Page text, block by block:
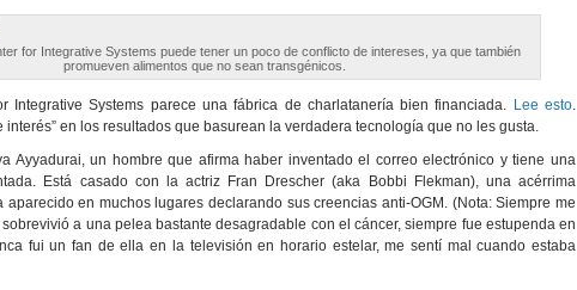
for Integrative Systems puede tener un poco de conflicto de intereses, ya que también
promueven alimentos que no sean transgénicos.
Integrative Systems parece una fábrica de charlatanería bien financiada. Lee esto.
interés” en los resultados que basurean la verdadera tecnología que no les gusta.
Ayyadurai, un hombre que afirma haber inventado el correo electrónico y tiene una
Está casado con la actriz Fran Drescher (aka Bobbi Flekman), una acérrima
aparecido en muchos lugares declarando sus creencias anti-OGM. (Nota: Siempre me
a una pelea bastante desagradable con el cáncer, siempre fue estupenda en
fui un fan de ella en la televisión en horario estelar, me sentí mal cuando estaba